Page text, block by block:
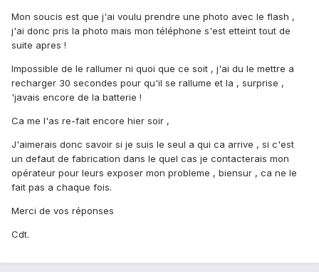
Mon soucis est que j'ai voulu prendre une photo avec le flash ,
j'ai donc pris la photo mais mon téléphone s'est etteint tout de
suite apres !
Impossible de le rallumer ni quoi que ce soit , j'ai du le mettre a
recharger 30 secondes pour qu'il se rallume et la , surprise ,
'javais encore de la batterie !
Ca me l'as re-fait encore hier soir ,
J'aimerais donc savoir si je suis le seul a qui ca arrive , si c'est
un defaut de fabrication dans le quel cas je contacterais mon
opérateur pour leurs exposer mon probleme , biensur , ca ne le
fait pas a chaque fois.
Merci de vos réponses
Cdt.